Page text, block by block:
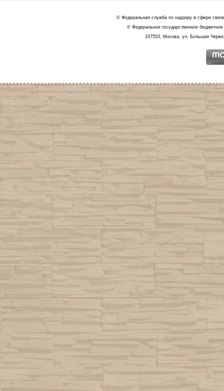
© Федеральная служба по надзору в сфере
© Федеральное государственное
107553, Москва, ул. Большая